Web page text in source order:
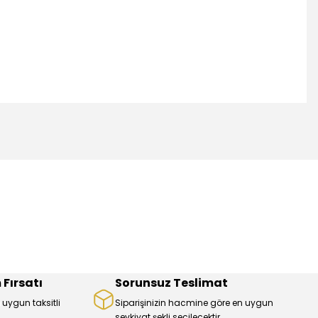
uygun taksitli
Sorunsuz Teslimat
Siparişinizin hacmine göre en uygun